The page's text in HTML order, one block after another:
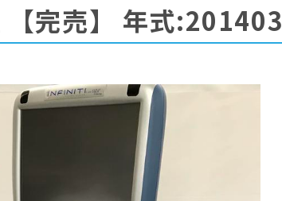
【完売】 年式:201403